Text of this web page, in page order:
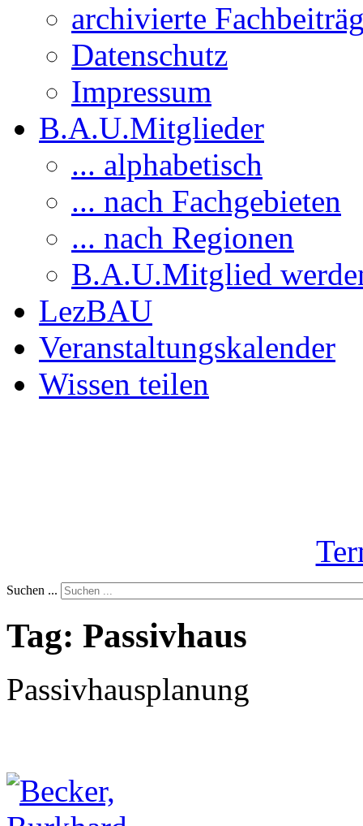
archivierte
Datenschutz
Impressum
B.A.U.Mitglieder
... alphabetisch
... nach Fachgebieten
... nach Regionen
B.A.U.Mitglied
LezBAU
Veranstaltungskalender
Wissen teilen
Suchen ...
Tag: Passivhaus
Passivhausplanung